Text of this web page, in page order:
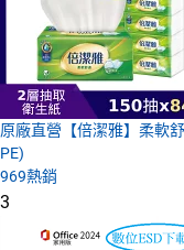
原廠直營【倍潔雅】柔軟
PE)
969熱銷
3